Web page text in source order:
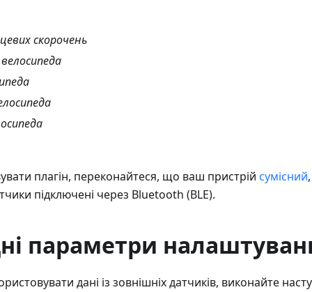
скорочень
плагін, переконайтеся, що ваш пристрій сумісний
підключені через Bluetooth (BLE).
параметри
дані із зовнішніх датчиків, виконайте